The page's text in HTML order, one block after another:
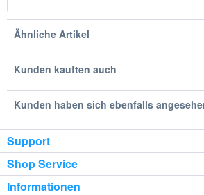
Ähnliche Artikel
Kunden kauften auch
Kunden haben sich ebenfalls
Support
Shop Service
Informationen